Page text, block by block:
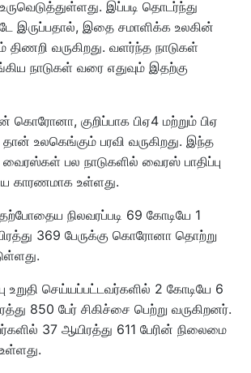
இப்படி தொடர்ந்து
இருப்பதால், இதை சமாளிக்க உலகின்
திணறி வருகிறது. வளர்ந்த நாடுகள்
நாடுகள் வரை எதுவும் இதற்கு
கொரோனா, குறிப்பாக பிஏ4 மற்றும் பிஏ
உலகெங்கும் பரவி வருகிறது. இந்த
பல நாடுகளில் வைரஸ் பாதிப்பு
காரணமாக உள்ளது.
நிலவரப்படி 69 கோடியே 1
369 பேருக்கு கொரோனா தொற்று
உறுதி செய்யப்பட்டவர்களில் 2 கோடியே 6
850 பேர் சிகிச்சை பெற்று வருகிறனர்.
37 ஆயிரத்து 611 பேரின் நிலைமை